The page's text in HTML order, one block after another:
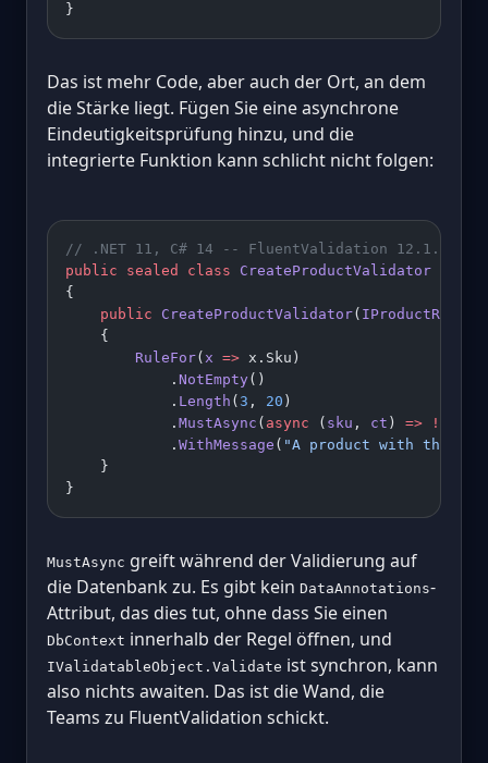
}
Das ist mehr Code, aber auch der Ort, an dem
die Stärke liegt. Fügen Sie eine asynchrone
Eindeutigkeitsprüfung hinzu, und die
integrierte Funktion kann schlicht nicht folgen:
// .NET 11, C# 14 -- FluentValidation 12.1.1
public sealed class CreateProductValidator
{
    public
CreateProductValidator(
    {
        RuleFor
( x => x.Sku)
            .
NotEmpty()
            .
Length ( 3 , 20 )
            .
MustAsync ( async ( sku , ct ) => !await
            .
WithMessage ( "A product with this
    }
}
MustAsync greift während der Validierung auf
die Datenbank zu. Es gibt kein DataAnnotations-
Attribut, das dies tut, ohne dass Sie einen
DbContext innerhalb der Regel öffnen, und
IValidatableObject.Validate ist synchron, kann
also nichts awaiten. Das ist die Wand, die
Teams zu FluentValidation schickt.